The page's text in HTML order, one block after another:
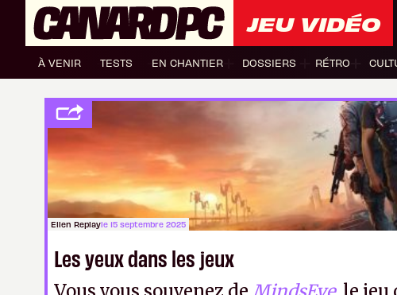
JEU VIDÉO
À VENIR TESTS EN CHANTIER DOSSIERS RÉTRO
Ellen Replayle 15 septembre 2025
Les yeux dans les jeux